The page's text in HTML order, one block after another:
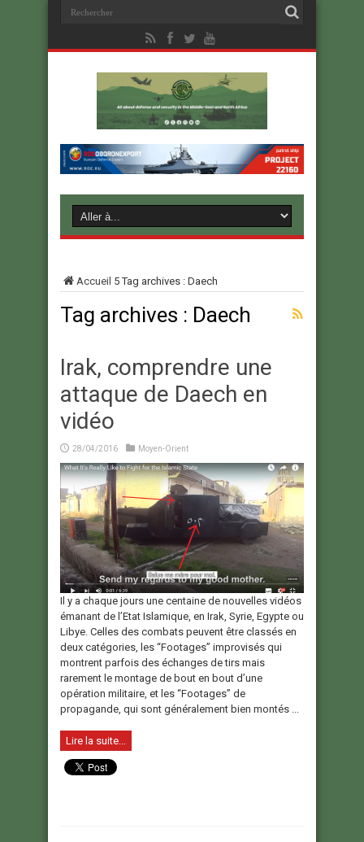
Accueil 5Tag archives : Daech
Tag archives : Daech
Irak, comprendre une
attaque de Daech en
vidéo
28/04/2016 Moyen-Orient
Il y a chaque jours une centaine de nouvelles vidéos
émanant de l’Etat Islamique, en Irak, Syrie, Egypte ou
Libye. Celles des combats peuvent être classés en
deux catégories, les “Footages” improvisés qui
montrent parfois des échanges de tirs mais
rarement le montage de bout en bout d’une
opération militaire, et les “Footages” de
propagande, qui sont généralement bien montés ...
Lire la suite...